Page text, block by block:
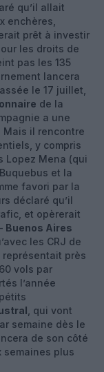
qu’il allait
enchères,
prêt à investir
les droits de
pas les 135
lancera
le 17 juillet,
de la
a une
Mais il rencontre
y compris
Lopez Mena (qui
et la
favori par la
déclaré qu’il
et opèrerait
Buenos Aires
les CRJ de
près
vols par
l’année
, qui vont
semaine dès le
de son côté
semaines plus